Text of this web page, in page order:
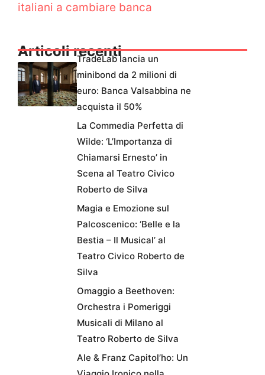
italiani a cambiare banca
Articoli recenti
TradeLab lancia un
minibond da 2 milioni di
euro: Banca Valsabbina ne
acquista il 50%
La Commedia Perfetta di
Wilde: ‘L’Importanza di
Chiamarsi Ernesto’ in
Scena al Teatro Civico
Roberto de Silva
Magia e Emozione sul
Palcoscenico: ‘Belle e la
Bestia – Il Musical’ al
Teatro Civico Roberto de
Silva
Omaggio a Beethoven:
Orchestra i Pomeriggi
Musicali di Milano al
Teatro Roberto de Silva
Ale & Franz Capitol’ho: Un